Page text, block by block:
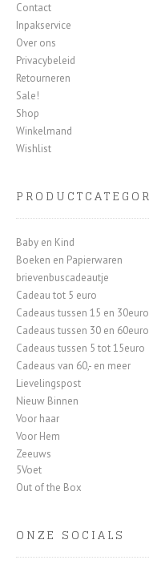
Contact
Inpakservice
Over ons
Privacybeleid
Retourneren
Sale!
Shop
Winkelmand
Wishlist
Baby en Kind
Boeken en Papierwaren
brievenbuscadeautje
Cadeau tot 5 euro
Cadeaus tussen 15 en 30euro
Cadeaus tussen 30 en 60euro
Cadeaus tussen 5 tot 15euro
Cadeaus van 60,- en meer
Lievelingspost
Nieuw Binnen
Voor haar
Voor Hem
Zeeuws
5Voet
Out of the Box
ONZE SOCIALS